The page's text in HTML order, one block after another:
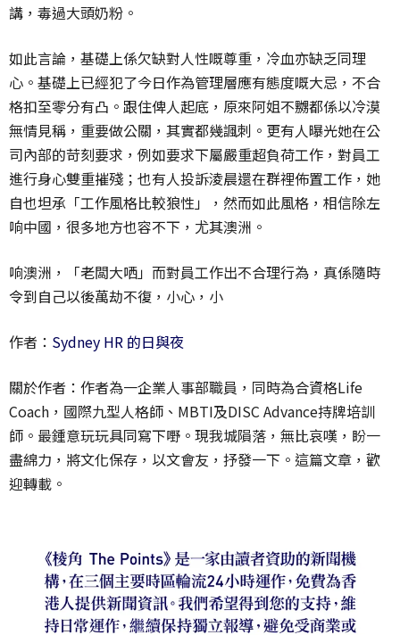
講，毒過大頭奶粉。
如此言論，基礎上係欠缺對人性嘅尊重，冷血亦缺乏同理
心。基礎上已經犯了今日作為管理層應有態度嘅大忌，不合
格扣至零分有凸。跟住俾人起底，原來阿姐不嬲都係以冷漠
無情見稱，重要做公關，其實都幾諷刺。更有人曝光她在公
司內部的苛刻要求，例如要求下屬嚴重超負荷工作，對員工
進行身心雙重摧殘；也有人投訴淩晨還在群裡佈置工作，她
自也坦承「工作風格比較狼性」，然而如此風格，相信除左
响中國，很多地方也容不下，尤其澳洲。
响澳洲，「老闆大哂」而對員工作出不合理行為，真係隨時
令到自己以後萬劫不復，小心，小
作者： Sydney HR 的日與夜
關於作者：作者為一企業人事部職員，同時為合資格Life
Coach，國際九型人格師、MBTI及DISC Advance持牌培訓
師。最鍾意玩玩具同寫下嘢。現我城隕落，無比哀嘆，盼一
盡綿力，將文化保存，以文會友，抒發一下。這篇文章，歡
迎轉載。